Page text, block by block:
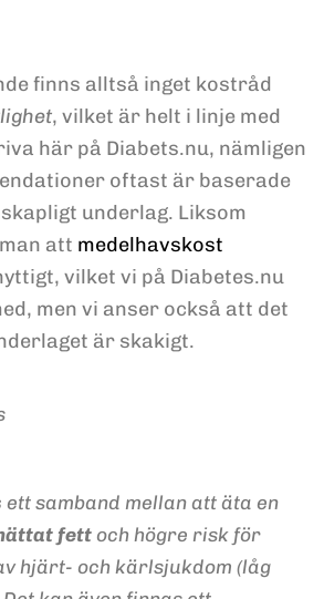
finns alltså inget kostråd
, vilket är helt i linje med
här på Diabets.nu, nämligen
oftast är baserade
underlag. Liksom
att medelhavskost
vilket vi på Diabetes.nu
men vi anser också att det
är skakigt.
ett samband mellan att äta en
fettoch högre risk för
hjärt- och kärlsjukdom (låg